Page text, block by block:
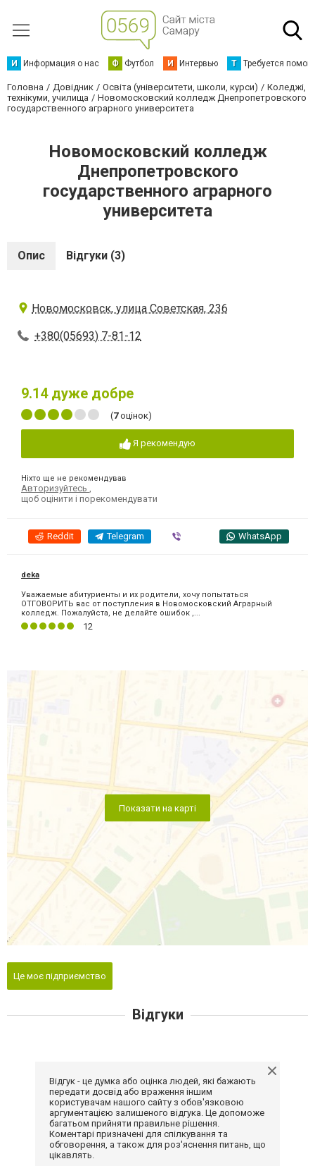
И Информация о нас Ф Футбол И Интервью Т Требуется
Головна Довідник Освіта (університети, школи, курси)
Коледжі,
технікуми, училища
Новомосковский колледж Днепропетровского
государственного аграрного университета
Новомосковский колледж
Днепропетровского
государственного аграрного
университета
Опис Відгуки (3)
Новомосковск, улица Советская, 236
+380(05693) 7-81-12
9.14дуже добре
(7оцінок)
Я рекомендую
Ніхто ще не рекомендував
Авторизуйтесь
щоб оцінити і порекомендувати
Reddit Telegram WhatsApp
deka
Уважаемые абитуриенты и их родители, хочу попытаться
ОТГОВОРИТЬ вас от поступления в Новомосковский Аграрный
колледж. Пожалуйста, не делайте ошибок ,...
12
Показати на карті
Це моє підприємство
Відгуки
Відгук - це думка або оцінка людей, які бажають
передати досвід або враження іншим
користувачам нашого сайту з обов'язковою
аргументацією залишеного відгука. Це допоможе
багатьом прийняти правильне рішення.
Коментарі призначені для спілкування та
обговорення, а також для роз'яснення питань, що
цікавлять.